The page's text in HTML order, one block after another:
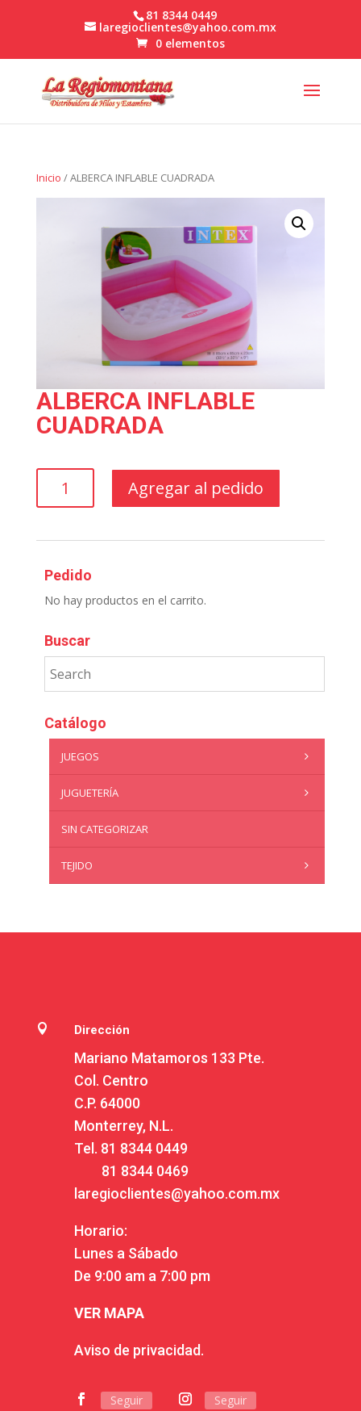
81 8344 0449
laregioclientes@yahoo.com.mx
0 elementos
Inicio / ALBERCA INFLABLE CUADRADA
ALBERCA INFLABLE
CUADRADA
INFLABLE
Agregar al pedido
Pedido
No hay productos en el carrito.
Buscar
Catálogo
JUEGOS
JUGUETERÍA
SIN CATEGORIZAR
TEJIDO
 Dirección
Mariano Matamoros 133 Pte.
Col. Centro
C.P. 64000
Monterrey, N.L.
Tel. 81 8344 0449
81 8344 0469
laregioclientes@yahoo.com.mx
Horario:
Lunes a Sábado
De 9:00 am a 7:00 pm
VER MAPA
Aviso de privacidad.
Seguir Seguir